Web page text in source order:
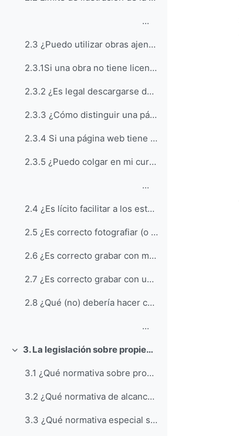
...
2.3 ¿Puedo utilizar obras ajenas?
2.3.1Si una obra no tiene licencia, ¿es porque está libre y por lo tanto se puede usar en clase a voluntad?
2.3.2 ¿Es legal descargarse de la web material para usarlo en clase?
2.3.3 ¿Cómo distinguir una página lícita de otra que no lo es?
2.3.4 Si una página web tiene copyright o licencia CC ¿afecta esto a todos sus contenidos?
2.3.5 ¿Puedo colgar en mi curso de Moodle todo lo necesario para la clase?
...
2.4 ¿Es lícito facilitar a los estudiantes un libro escaneado o fotocopiado?
2.5 ¿Es correcto fotografiar (o grabar) con mi dispositivo móvil el contenido de la pizarra?
2.6 ¿Es correcto grabar con mi dispositivo móvil las exposiciones de mis compañeros?
2.7 ¿Es correcto grabar con un dispositivo móvil al profesor?
2.8 ¿Qué (no) debería hacer con mis apuntes de clase?
...
Colapsar 3. La legislación sobre propiedad intelectual y la comunidad universitaria
3.1 ¿Qué normativa sobre propiedad intelectual se aplica al quehacer académico de los miembros de la comunidad universitaria?
3.2 ¿Qué normativa de alcance general sobre propiedad intelectual se aplica al quehacer académico de los miembros de la comunidad universitaria?
3.3 ¿Qué normativa especial sobre propiedad intelectual se aplica al quehacer académico de los miembros de la comunidad universitaria?